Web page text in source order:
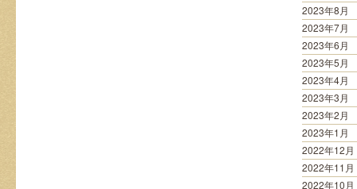
2023年8月
2023年7月
2023年6月
2023年5月
2023年4月
2023年3月
2023年2月
2023年1月
2022年12月
2022年11月
2022年10月